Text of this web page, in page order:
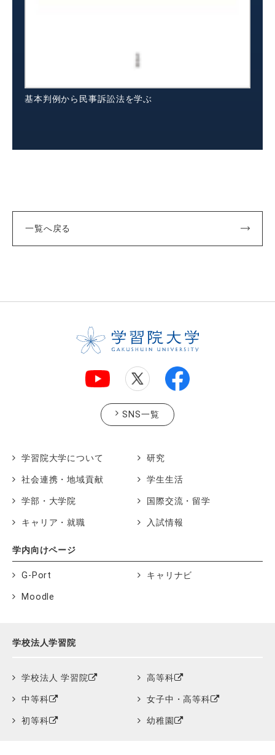
基本判例から民事訴訟法を学ぶ
一覧へ戻る
SNS一覧
学習院大学について 研究
社会連携・地域貢献 学生生活
学部・大学院 国際交流・留学
キャリア・就職 入試情報
学内向けページ
G-Port キャリナビ
Moodle
学校法人学習院
学校法人 学習院 高等科
中等科 女子中・高等科
初等科 幼稚園